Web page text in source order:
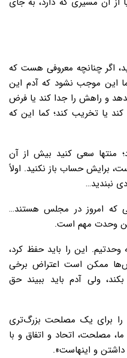
اگر چنانچه معروفی هست که
این موجب نشود که آدم این
بدهد و راهش را جدا کند یا فرض
یا تخریب کند؛ کما این که
منتها سعی کنید بیش از آن
برایش حساب باز نکنید. اولاً
نبندید…
که امروز در مجلس هستند…
وحدت مهم است.
این را باید حفظ کرد،
ممکن است اعتراض برخی
ولی آدم باید ببیند حق
را برای یک مصلحت بزرگ‌تری
مصلحت، اتحاد و اتفاق و با
و اینهاست».